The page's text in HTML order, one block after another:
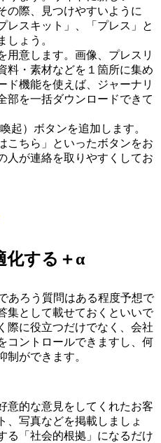
の際、見つけやすいように
レスキット」、「プレス」と
しょう。
用意します。画像、プレスリ
料・素材などを１箇所に集め
ド機能を使えば、ジャーナリ
部を一括ダウンロードできて
起）ボタンを追加します。
こちら」といったボタンをお
人が連絡を取りやすくしてお
化する＋α
あろう質問はある程度予想で
集として載せておくといいで
際に役立つだけでなく、会社
コントロールできますし、何
制ができます。
意的な意見をしてくれたお客
、写真などを掲載しましょ
る「社会的根拠」になるだけ